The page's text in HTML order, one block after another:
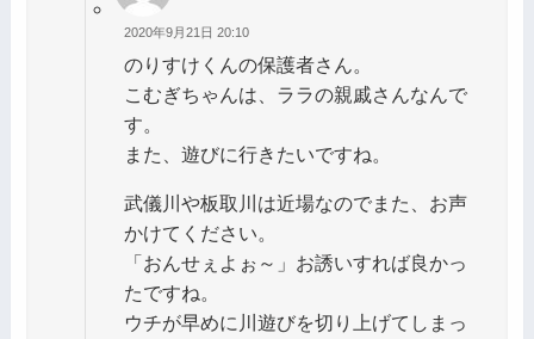
2020年9月21日 20:10
のりすけくんの保護者さん。
こむぎちゃんは、ララの親戚さんなんで
す。
また、遊びに行きたいですね。
武儀川や板取川は近場なのでまた、お声
かけてください。
「おんせぇよぉ～」お誘いすれば良かっ
たですね。
ウチが早めに川遊びを切り上げてしまっ